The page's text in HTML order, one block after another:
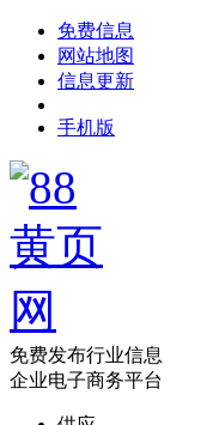
免费信息
网站地图
信息更新
手机版
免费发布行业信息
企业电子商务平台